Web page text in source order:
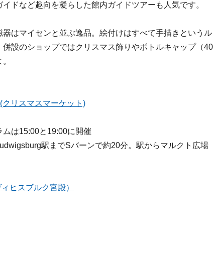
ドなど趣向を凝らした館内ガイドツアーも人気です。
はマイセンと並ぶ逸品。絵付けはすべて手描きというル
設のショップではクリスマス飾りやボトルキャップ（40
リスマスマーケット)
は15:00と19:00に開催
駅までSバーンで約20分。駅からマルクト広場
ヒスブルク宮殿）